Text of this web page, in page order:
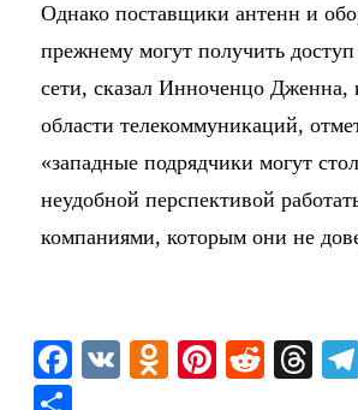
Однако поставщики антенн и
прежнему могут получить
сети, сказал Инноченцо Дженна,
области телекоммуникаций,
«западные подрядчики могут
неудобной перспективой
компаниями, которым они не
F
a
V
O
Pi
R
T